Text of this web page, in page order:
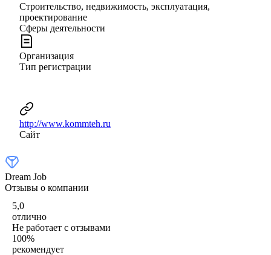
Строительство, недвижимость, эксплуатация,
проектирование
Сферы деятельности
Организация
Тип регистрации
http://www.kommteh.ru
Сайт
Dream Job
Отзывы о компании
5,0
отлично
Не работает с отзывами
100%
рекомендует